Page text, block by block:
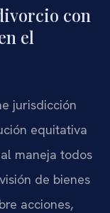
con
el
jurisdicción
equitativa
maneja todos
de bienes
acciones,